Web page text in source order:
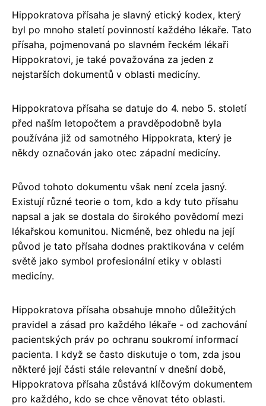
Hippokratova přísaha je slavný etický kodex, který
byl po mnoho staletí povinností každého lékaře. Tato
přísaha, pojmenovaná po slavném řeckém lékaři
Hippokratovi, je také považována za jeden z
nejstarších dokumentů v oblasti medicíny.
Hippokratova přísaha se datuje do 4. nebo 5. století
před naším letopočtem a pravděpodobně byla
používána již od samotného Hippokrata, který je
někdy označován jako otec západní medicíny.
Původ tohoto dokumentu však není zcela jasný.
Existují různé teorie o tom, kdo a kdy tuto přísahu
napsal a jak se dostala do širokého povědomí mezi
lékařskou komunitou. Nicméně, bez ohledu na její
původ je tato přísaha dodnes praktikována v celém
světě jako symbol profesionální etiky v oblasti
medicíny.
Hippokratova přísaha obsahuje mnoho důležitých
pravidel a zásad pro každého lékaře - od zachování
pacientských práv po ochranu soukromí informací
pacienta. I když se často diskutuje o tom, zda jsou
některé její části stále relevantní v dnešní době,
Hippokratova přísaha zůstává klíčovým dokumentem
pro každého, kdo se chce věnovat této oblasti.